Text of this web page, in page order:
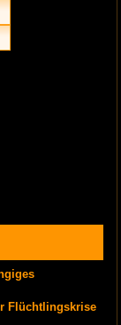
Flüchtlingskrise